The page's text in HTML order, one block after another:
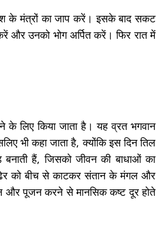
के मंत्रों का जाप करें। इसके बाद सकट
उनको भोग अर्पित करें। फिर रात में
लिए किया जाता है। यह व्रत भगवान
भी कहा जाता है, क्योंकि इस दिन तिल
बनाती हैं, जिसको जीवन की बाधाओं का
को बीच से काटकर संतान के मंगल और
और पूजन करने से मानसिक कष्ट दूर होते